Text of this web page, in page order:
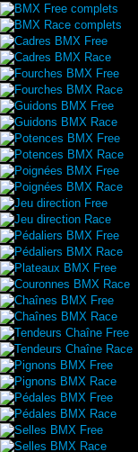
BMX Free complets
BMX Race complets
Cadres BMX Free
Cadres BMX Race
Fourches BMX Free
Fourches BMX Race
Guidons BMX Free
Guidons BMX Race
Potences BMX Free
Potences BMX Race
Poignées BMX Free
Poignées BMX Race
Jeu direction Free
Jeu direction Race
Pédaliers BMX Free
Pédaliers BMX Race
Plateaux BMX Free
Couronnes BMX Race
Chaînes BMX Free
Chaînes BMX Race
Tendeurs Chaîne Free
Tendeurs Chaîne Race
Pignons BMX Free
Pignons BMX Race
Pédales BMX Free
Pédales BMX Race
Selles BMX Free
Selles BMX Race